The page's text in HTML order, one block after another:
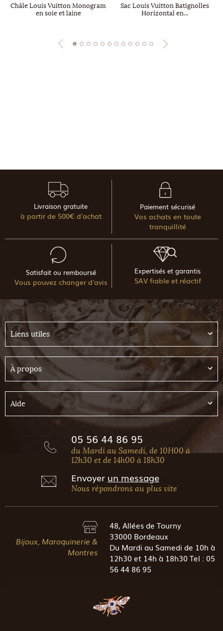
Châle Louis Vuitton Monogram
en soie et laine
Sac Louis Vuitton Batignolles
Horizontal en...
Livraison gratuite
à partir de 500€ d'achat
Paiement sécurisé
Vos achats en toute
tranquillité
Satisfait ou remboursé
Vous pouvez changer d'avis
Expertisés et garantis
SAV fiable et réactif
Liens utiles
À propos
Aide
05 56 44 86 95
du Mardi au Samedi, de 10H00 à
12h30 et de 14h00 à 18h30
Envoyer un message
Nous répondrons au plus vite
Bijoux, Maroquinerie &
Montres
48, Allées de Tourny
33000 Bordeaux
Du Mardi au Samedi de 10h à
12h30 et 14h à 18h30 Tel : 05
56 44 86 95